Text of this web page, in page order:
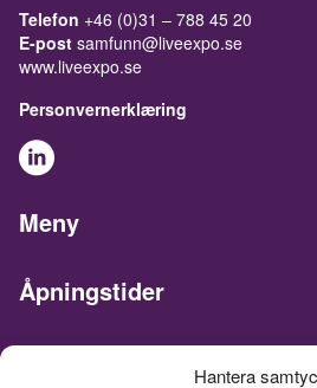
Hantera
Telefon +46 (0)31 – 788 45 20
E-post samfunn@liveexpo.se
www.liveexpo.se
Personvernerklæring
Meny
Åpningstider
Live Expo arrangerer messer, møter,